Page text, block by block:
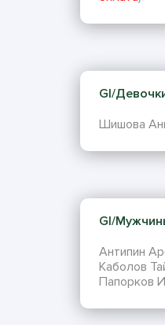
GI/
Шишова
GI/
Антипин
Каболов
Папорков